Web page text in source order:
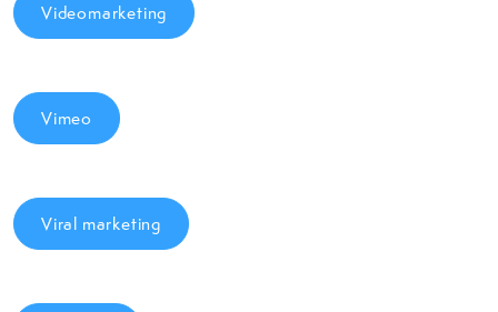
Videomarketing
Vimeo
Viral marketing